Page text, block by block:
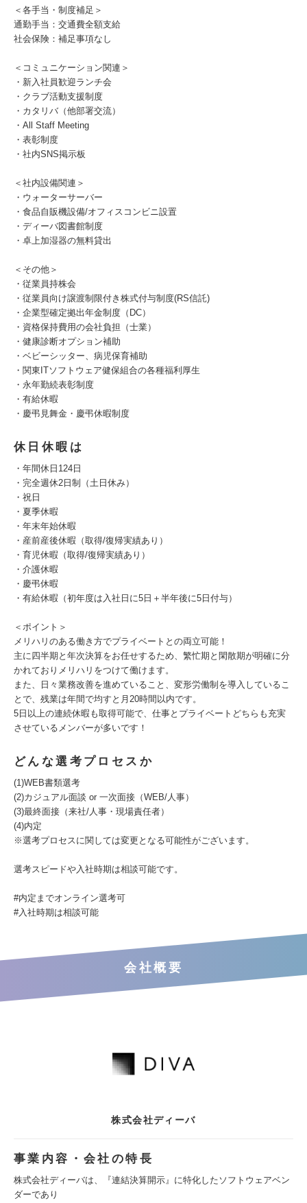
＜各手当・制度補足＞
通勤手当：交通費全額支給
社会保険：補足事項なし
＜コミュニケーション関連＞
・新入社員歓迎ランチ会
・クラブ活動支援制度
・カタリバ（他部署交流）
・All Staff Meeting
・表彰制度
・社内SNS掲示板
＜社内設備関連＞
・ウォーターサーバー
・食品自販機設備/オフィスコンビニ設置
・ディーバ図書館制度
・卓上加湿器の無料貸出
＜その他＞
・従業員持株会
・従業員向け譲渡制限付き株式付与制度(RS信託)
・企業型確定拠出年金制度（DC）
・資格保持費用の会社負担（士業）
・健康診断オプション補助
・ベビーシッター、病児保育補助
・関東ITソフトウェア健保組合の各種福利厚生
・永年勤続表彰制度
・有給休暇
・慶弔見舞金・慶弔休暇制度
休日休暇は
・年間休日124日
・完全週休2日制（土日休み）
・祝日
・夏季休暇
・年末年始休暇
・産前産後休暇（取得/復帰実績あり）
・育児休暇（取得/復帰実績あり）
・介護休暇
・慶弔休暇
・有給休暇（初年度は入社日に5日＋半年後に5日付与）
＜ポイント＞
メリハリのある働き方でプライベートとの両立可能！
主に四半期と年次決算をお任せするため、繁忙期と閑散期が明確に分
かれておりメリハリをつけて働けます。
また、日々業務改善を進めていること、変形労働制を導入しているこ
とで、残業は年間で均すと月20時間以内です。
5日以上の連続休暇も取得可能で、仕事とプライベートどちらも充実
させているメンバーが多いです！
どんな選考プロセスか
(1)WEB書類選考
(2)カジュアル面談 or 一次面接（WEB/人事）
(3)最終面接（来社/人事・現場責任者）
(4)内定
※選考プロセスに関しては変更となる可能性がございます。
選考スピードや入社時期は相談可能です。
#内定までオンライン選考可
#入社時期は相談可能
会社概要
株式会社ディーバ
事業内容・会社の特長
株式会社ディーバは、『連結決算開示』に特化したソフトウェアベン
ダーであり